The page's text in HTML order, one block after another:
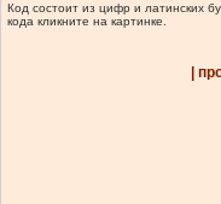
Код состоит из цифр и латинских
кода кликните на картинке.
|